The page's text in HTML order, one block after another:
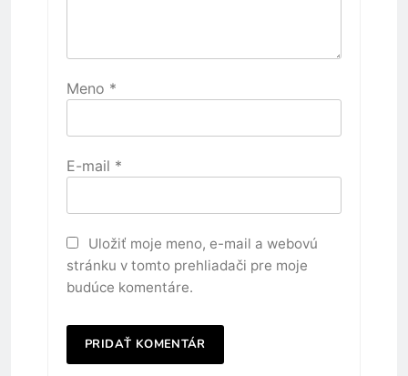
Meno *
E-mail *
Uložiť moje meno, e-mail a webovú
stránku v tomto prehliadači pre moje
budúce komentáre.